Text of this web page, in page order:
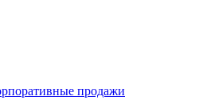
продажи